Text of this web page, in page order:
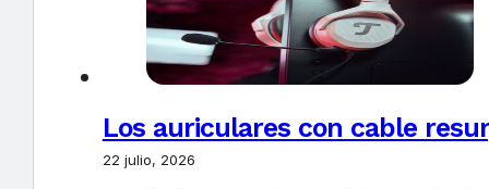
Los auriculares con cable
22 julio, 2026